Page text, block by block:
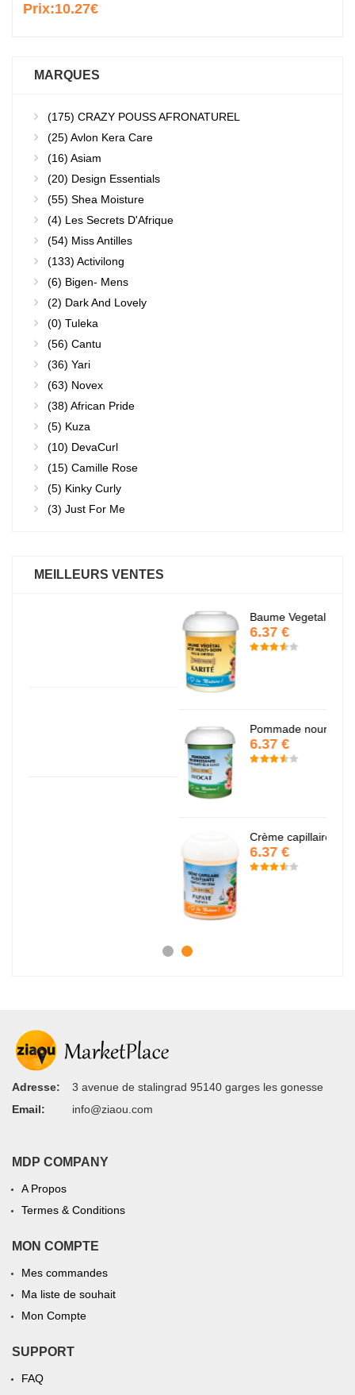
Prix:10.27€
MARQUES
(175) CRAZY POUSS AFRONATUREL
(25) Avlon Kera Care
(16) Asiam
(20) Design Essentials
(55) Shea Moisture
(4) Les Secrets D'Afrique
(54) Miss Antilles
(133) Activilong
(6) Bigen- Mens
(2) Dark And Lovely
(0) Tuleka
(56) Cantu
(36) Yari
(63) Novex
(38) African Pride
(5) Kuza
(10) DevaCurl
(15) Camille Rose
(5) Kinky Curly
(3) Just For Me
MEILLEURS VENTES
Baume Vegetal actif multi-soin
Pommade nourrissante
Adresse:
3 avenue de stalingrad 95140 garges les gonesse
Email:
info@ziaou.com
MDP COMPANY
A Propos
Termes & Conditions
MON COMPTE
Mes commandes
Ma liste de souhait
Mon Compte
SUPPORT
FAQ